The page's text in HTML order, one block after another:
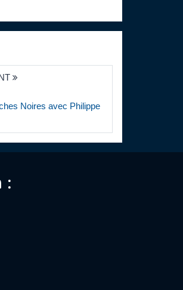
Noires avec Philippe
: